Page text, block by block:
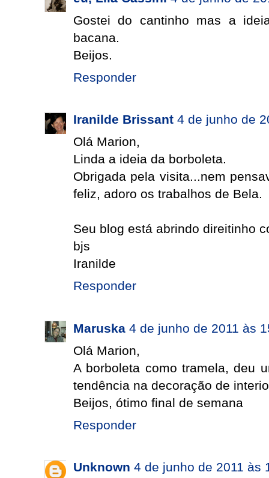
Gostei do cantinho mas a
bacana.
Beijos.
Responder
Iranilde Brissant 4 de junho de
Olá Marion,
Linda a ideia da borboleta.
Obrigada pela visita...nem
feliz, adoro os trabalhos de Bela.
Seu blog está abrindo direitinho
bjs
Iranilde
Responder
Maruska 4 de junho de 2011 às
Olá Marion,
A borboleta como tramela, deu
tendência na decoração de
Beijos, ótimo final de semana
Responder
Unknown 4 de junho de 2011 às